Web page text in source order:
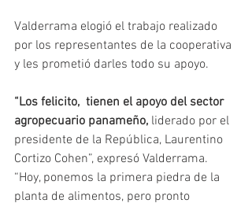
Valderrama elogió el trabajo realizado
por los representantes de la cooperativa
y les prometió darles todo su apoyo.
“Los felicito,  tienen el apoyo del sector
agropecuario panameño, liderado por el
presidente de la República, Laurentino
Cortizo Cohen”, expresó Valderrama.
“Hoy, ponemos la primera piedra de la
planta de alimentos, pero pronto